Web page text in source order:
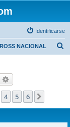
Identificarse
NACIONAL
Buscar
4 5 6